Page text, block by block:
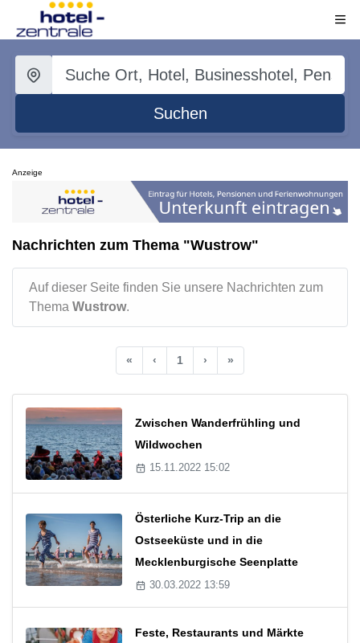
Suchen
Anzeige
Nachrichten zum Thema "Wustrow"
Auf dieser Seite finden Sie unsere Nachrichten zum
Thema Wustrow.
« ‹ 1 › »
Zwischen Wanderfrühling und
Wildwochen
15.11.2022 15:02
Österliche Kurz-Trip an die
Ostseeküste und in die
Mecklenburgische Seenplatte
30.03.2022 13:59
Feste, Restaurants und Märkte